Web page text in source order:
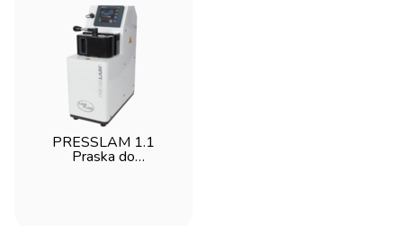
PRESSLAM 1.1
Praska do